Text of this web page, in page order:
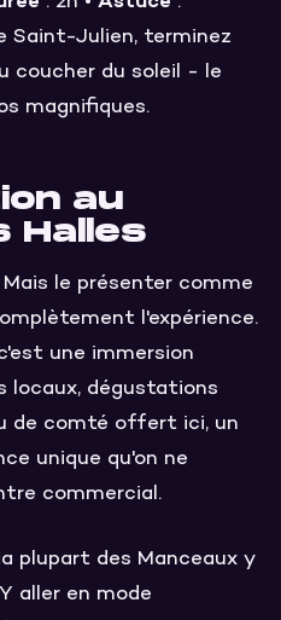
Saint-Julien, terminez
coucher du soleil - le
magnifiques.
au
Halles
le présenter comme
l'expérience.
une immersion
locaux, dégustations
de comté offert ici, un
unique qu'on ne
commercial.
plupart des Manceaux y
aller en mode